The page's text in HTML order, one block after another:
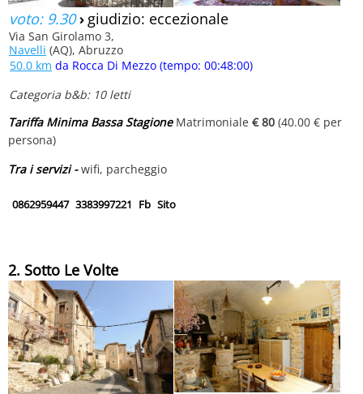
voto: 9.30› giudizio: eccezionale
Via San Girolamo 3,
Navelli (AQ), Abruzzo
50.0 km da Rocca Di Mezzo (tempo: 00:48:00)
Categoria b&b: 10 letti
Tariffa Minima Bassa StagioneMatrimoniale € 80 (40.00 € per
persona)
Tra i servizi -wifi, parcheggio
0862959447 3383997221 Fb Sito
2. Sotto Le Volte